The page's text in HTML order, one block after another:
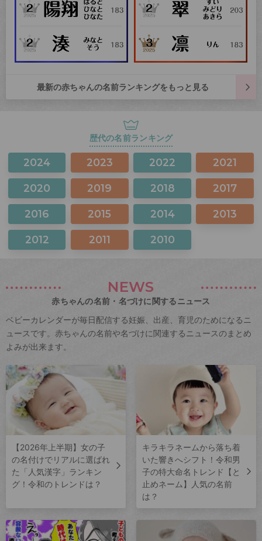
最新の赤ちゃんの名前ランキングをもっと見る
歴代の名前ランキング
2024 2023 2022 2021
2020 2019 2018 2017
2016 2015 2014 2013
2012 2011 2010
NEWS
赤ちゃんの名前・名づけに関するニュース
ベビーカレンダーが毎日配信する妊娠、出産、育児のためになるニ
ュースです。赤ちゃんの名前や名づけに関連するニュースのまとめ
よみが出来ます。
【2026年上半期】女の子
の名付けでリアルに選ばれ
た「人気漢字」ランキン
グ！令和のトレンドは？
キラキラネームから落ち着
いた響きへシフト！令和男
子の特大命名トレンド【と
止めネーム】人気の名前
は？